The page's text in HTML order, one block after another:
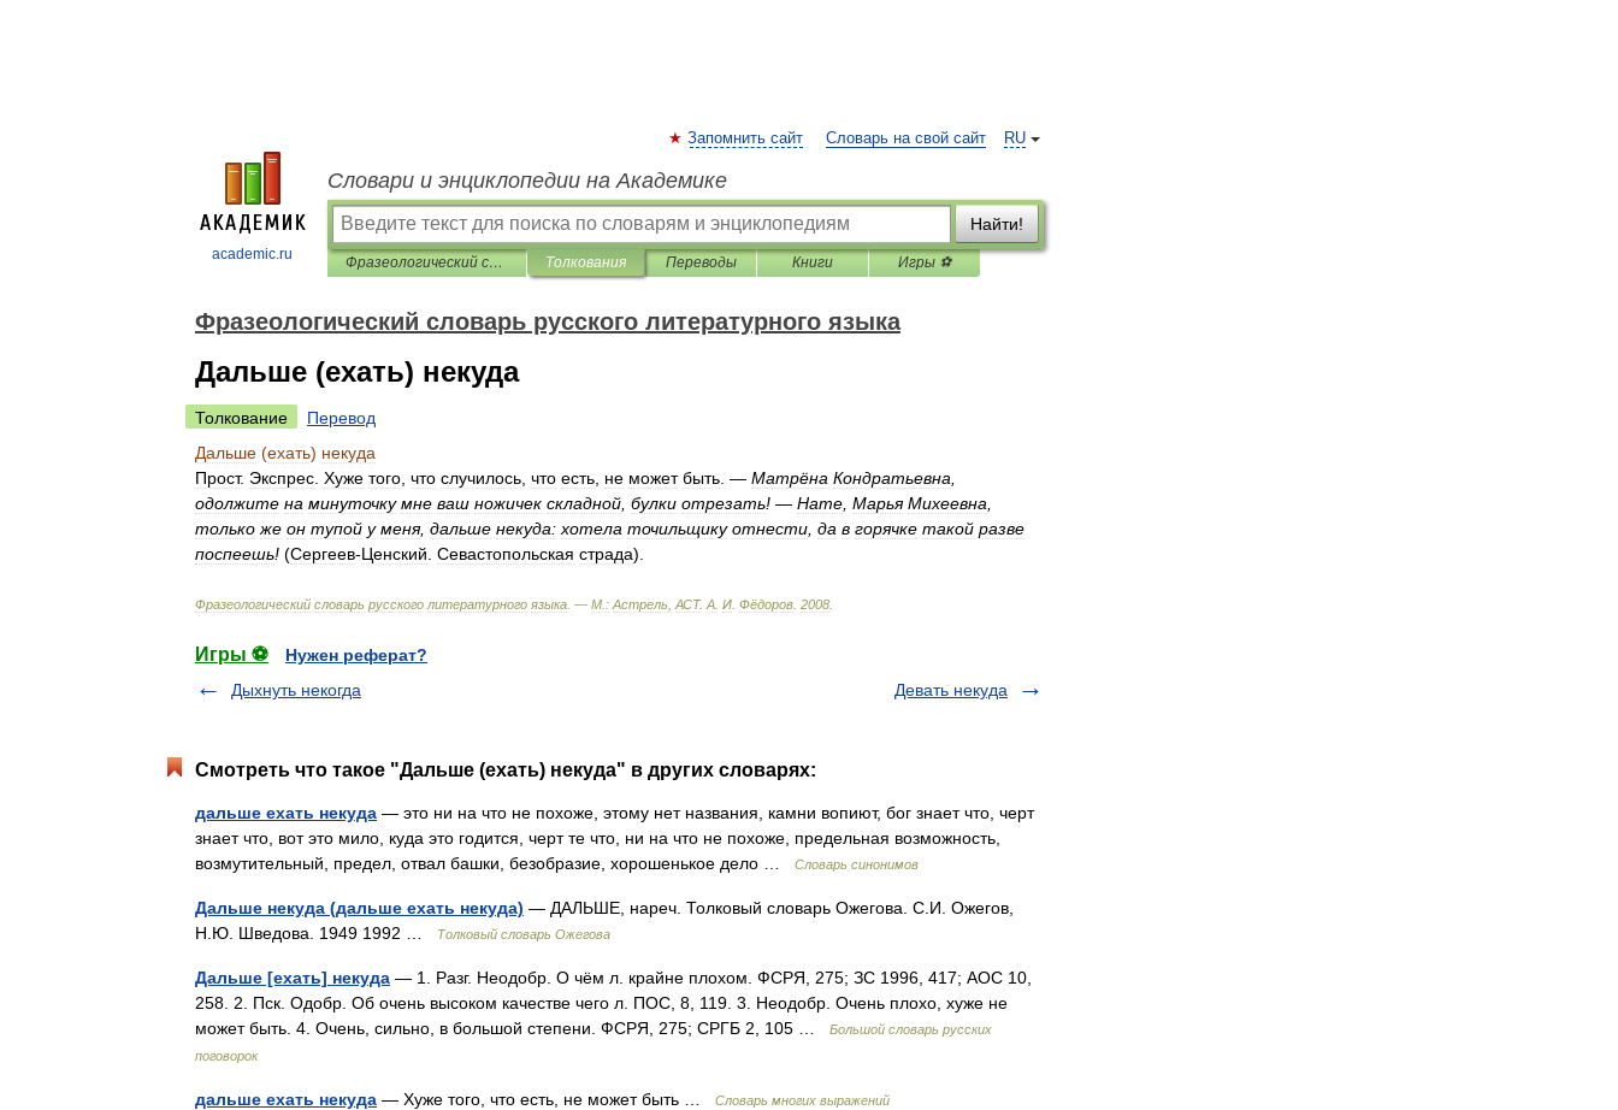
academic.ru
RU
Запомнить сайт Словарь на свой сайт
Словари и энциклопедии на Академике
Найти!
Фразеологический словарь русского литературного языка Толкования Переводы Книги Игры ⚽
Фразеологический словарь русского литературного языка
Дальше (ехать) некуда
Толкование
Перевод
Дальше (ехать) некуда
Прост. Экспрес Хуже того что случилось что есть не может быть . — Матрёна Кондратьевна
одолжите на минуточку мне ваш ножичек складной булки отрезать! — Нате Марья Михеевна
только же он тупой у меня, дальше некуда: хотела точильщику отнести да в горячке такой разве
поспеешь! (Сергеев-Ценский Севастопольская страда).
Фразеологический словарь русского литературного языка . — М : Астрель АСТ. А И Фёдоров 2008
Игры ⚽
Нужен реферат?
Дыхнуть некогда
Девать некуда
Смотреть что такое "Дальше (ехать) некуда" в других словарях:
дальше ехать некуда — это ни на что не похоже, этому нет названия, камни вопиют, бог знает что, черт
знает что, вот это мило, куда это годится, черт те что, ни на что не похоже, предельная возможность,
возмутительный, предел, отвал башки, безобразие, хорошенькое дело …
Словарь синонимов
Дальше некуда (дальше ехать некуда) — ДАЛЬШЕ, нареч. Толковый словарь Ожегова. С.И. Ожегов,
Н.Ю. Шведова. 1949 1992 …
Толковый словарь Ожегова
Дальше [ехать] некуда — 1. Разг. Неодобр. О чём л. крайне плохом. ФСРЯ, 275; ЗС 1996, 417; АОС 10,
258. 2. Пск. Одобр. Об очень высоком качестве чего л. ПОС, 8, 119. 3. Неодобр. Очень плохо, хуже не
может быть. 4. Очень, сильно, в большой степени. ФСРЯ, 275; СРГБ 2, 105 …
Большой словарь русских
поговорок
дальше ехать некуда — Хуже того, что есть, не может быть … Словарь многих выражений